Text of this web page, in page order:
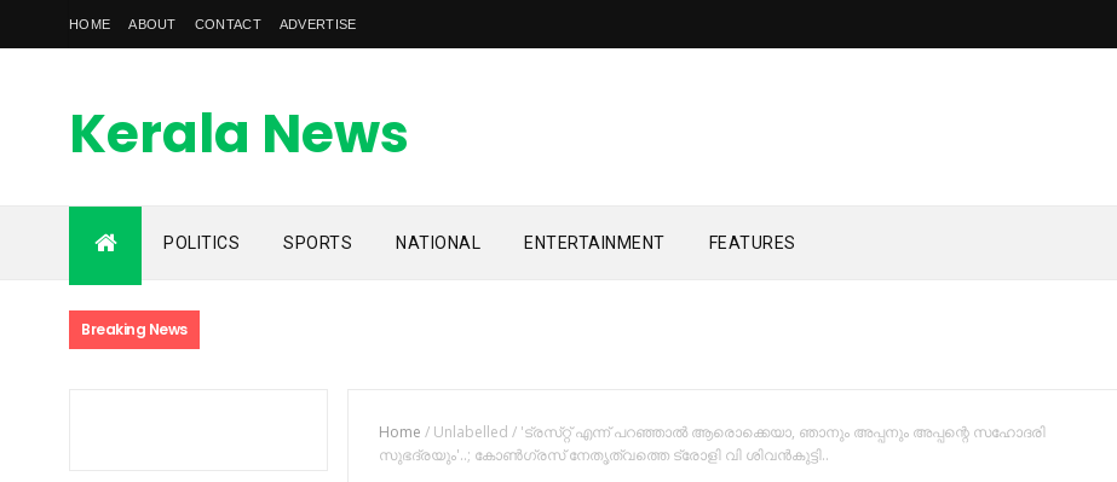
HOME ABOUT CONTACT ADVERTISE
Kerala News
Feed
kerala news feed is the one of the best malayalam online
POLITICS SPORTS NATIONAL ENTERTAINMENT FEATURES
Breaking News
Home / Unlabelled/ 'ട്രസ്‌റ്റ് എന്ന് പറഞ്ഞാല്‍ ആരൊക്കെയാ, ഞാനും അപ്പനും അപ്പന്റെ സഹോദരി
സുഭദ്ര‌യും'..; കോണ്‍ഗ്രസ് നേതൃത്വത്തെ ട്രോളി വി ശിവന്‍കുട്ടി..